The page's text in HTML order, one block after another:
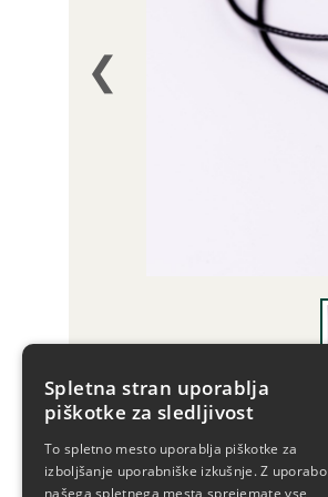
❮
Opis
Spletna stran uporablja
piškotke za sledljivost
To spletno mesto uporablja piškotke za
izboljšanje uporabniške izkušnje. Z uporabo
našega spletnega mesta sprejemate vse